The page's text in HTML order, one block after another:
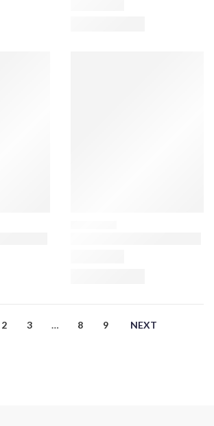
2 3 … 8 9 NEXT